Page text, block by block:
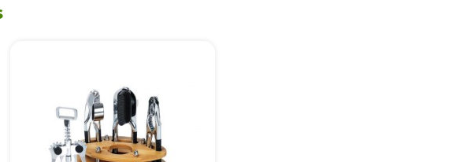
A nossa empresa está comprometida a proteger e respeitar sua
privacidade, utilizaremos seus dados apenas para fins de
marketing. Você pode alterar suas preferências a qualquer
momento.